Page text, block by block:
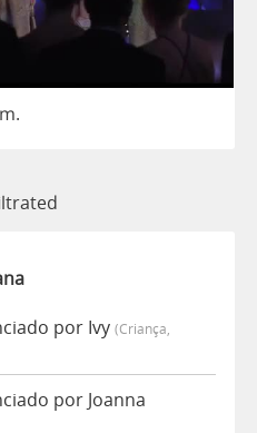
.
por Ivy (criança,
por Joanna